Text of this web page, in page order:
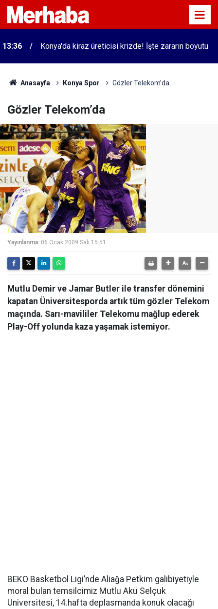
13:36 Konya'da kiraz üreticisi krizde! İşte zararın boyutu
Anasayfa Konya Spor Gözler Telekom’da
Gözler Telekom’da
Yayınlanma: 06 Ocak 2009 Salı 15:51
Mutlu Demir ve Jamar Butler ile transfer dönemini
kapatan Üniversitesporda artık tüm gözler Telekom
maçında. Sarı-mavililer Telekomu mağlup ederek
Play-Off yolunda kaza yaşamak istemiyor.
BEKO Basketbol Ligi’nde Aliağa Petkim galibiyetiyle
moral bulan temsilcimiz Mutlu Akü Selçuk
Üniversitesi, 14.hafta deplasmanda konuk olacağı